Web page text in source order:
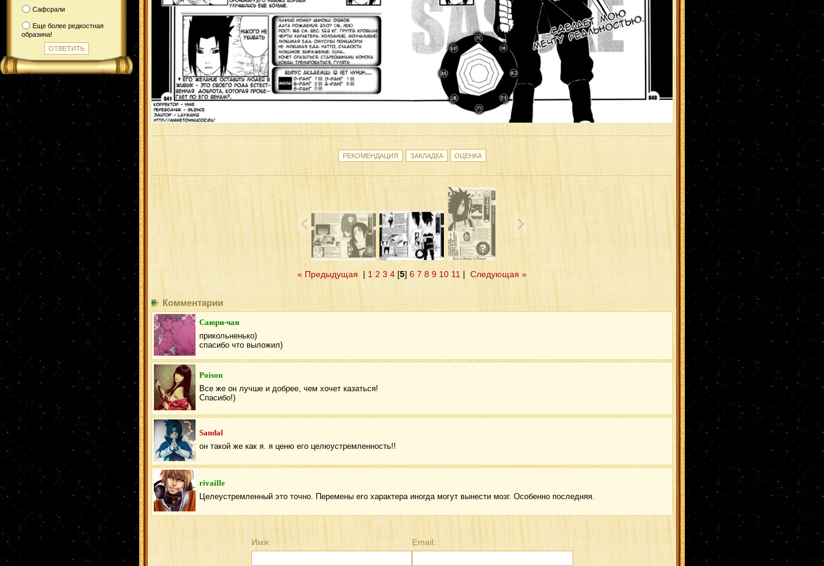
Сафсрали
Еще более редкостная
образина!
« Предыдущая | 1 2 3 4 [5] 6 7 8 9 10 11 | Следующая »
Комментарии
Саюри-чан
прикольненько)
спасибо что выложил)
Poison
Все же он лучше и добрее, чем хочет казаться!
Спасибо!)
Sandal
он такой же как я. я ценю его целюустремленность!!
rivaille
Целеустремленный это точно. Перемены его характера иногда могут вынести мозг. Особенно последняя.
Имя: Email: